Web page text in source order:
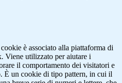
è associato alla piattaforma di
Viene utilizzato per aiutare i
il comportamento dei visitatori e
È un cookie di tipo pattern, in cui il